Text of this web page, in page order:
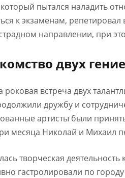
пытался наладить
к экзаменам,
направлении, при
двух
встреча двух
дружбу и
артисты были
месяца Николай и Михаил
творческая деятельность
гастролировали по